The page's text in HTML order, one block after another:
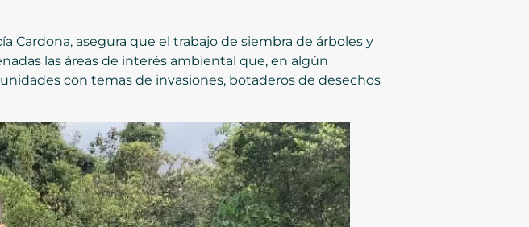
Cardona, asegura que el trabajo de siembra de árboles y
las áreas de interés ambiental que, en algún
con temas de invasiones, botaderos de desechos